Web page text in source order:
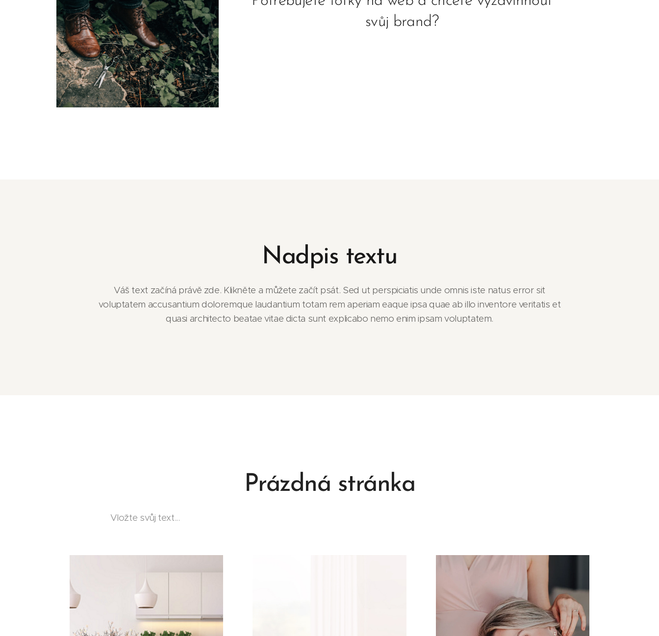
svůj brand?
Nadpis textu
Váš text začíná právě zde. Klikněte a můžete začít psát. Sed ut perspiciatis unde omnis iste natus error sit
voluptatem accusantium doloremque laudantium totam rem aperiam eaque ipsa quae ab illo inventore veritatis et
quasi architecto beatae vitae dicta sunt explicabo nemo enim ipsam voluptatem.
Prázdná stránka
Vložte svůj text...